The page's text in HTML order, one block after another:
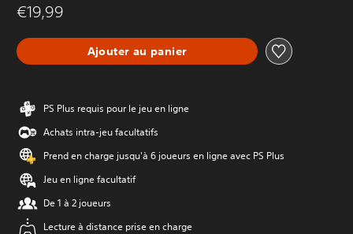
€19,99
Ajouter au panier
PS Plus requis pour le jeu en ligne
Achats intra-jeu facultatifs
Prend en charge jusqu'à 6 joueurs en ligne avec PS Plus
Jeu en ligne facultatif
De 1 à 2 joueurs
Lecture à distance prise en charge